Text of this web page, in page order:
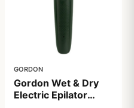
GORDON
Gordon Wet & Dry
Electric Epilator